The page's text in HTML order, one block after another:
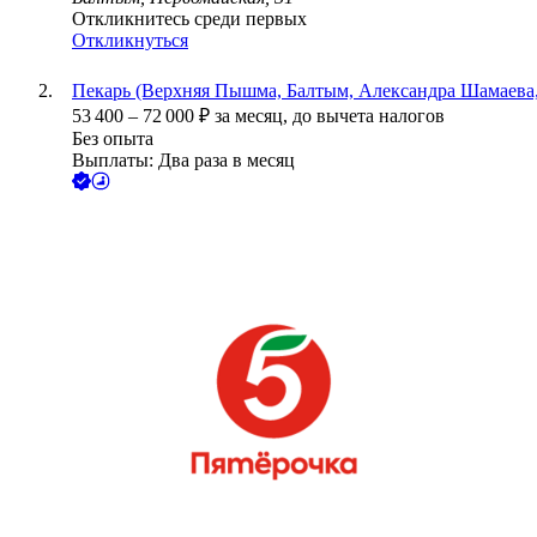
Откликнитесь среди первых
Откликнуться
Пекарь (Верхняя Пышма, Балтым, Александра
53 400 – 72 000 ₽ за месяц, до вычета налогов
Без опыта
Выплаты: Два раза в месяц